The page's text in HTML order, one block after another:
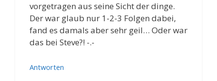
vorgetragen aus seine Sicht der dinge.
Der war glaub nur 1-2-3 Folgen dabei,
fand es damals aber sehr geil… Oder war
das bei Steve?! -.-
Antworten